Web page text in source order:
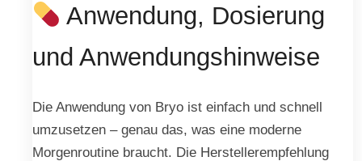
Anwendung, Dosierung
und Anwendungshinweise
Die Anwendung von Bryo ist einfach und schnell
umzusetzen – genau das, was eine moderne
Morgenroutine braucht. Die Herstellerempfehlung